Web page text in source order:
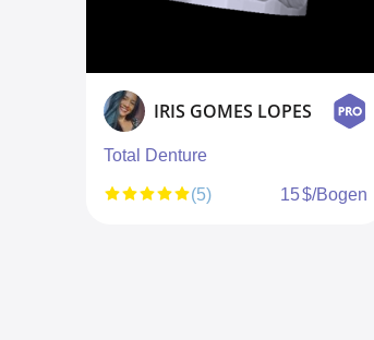
IRIS GOMES LOPES
Total Denture
(5)
15 $/Bogen